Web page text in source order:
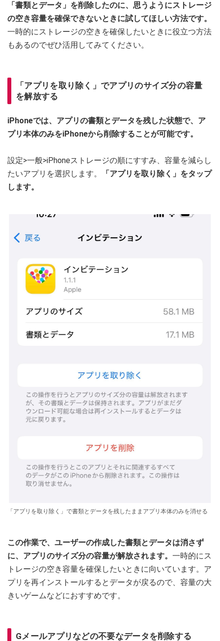
「書類とデータ」を削除したのに、思うようにストレージ
の空き容量を確保できないときに試してほしい方法です。
一時的にストレージの空きを確保したいときに役立つ方法
もあるのでぜひ活用してみてください。
「アプリを取り除く」でアプリのサイズ分の容量
を解放する
iPhoneでは、アプリの書類とデータを残した状態で、ア
プリ本体のみをiPhoneから削除することが可能です。
設定>一般>iPhoneストレージの順にすすみ、容量を減らし
たいアプリを選択します。
「アプリを取り除く」をタップ
します。
「アプリを取り除く」で書類とデータを残したままアプリ本体のみを消せる
この作業で、ユーザーの作成した書類とデータは消さず
に、アプリのサイズ分の容量が解放されます。 一時的にス
トレージの空き容量を確保したいときに向いています。ア
プリを再インストールするとデータが戻るので、容量の大
きいゲームなどにおすすめです。
Gメールアプリなどの不要なデータを削除する